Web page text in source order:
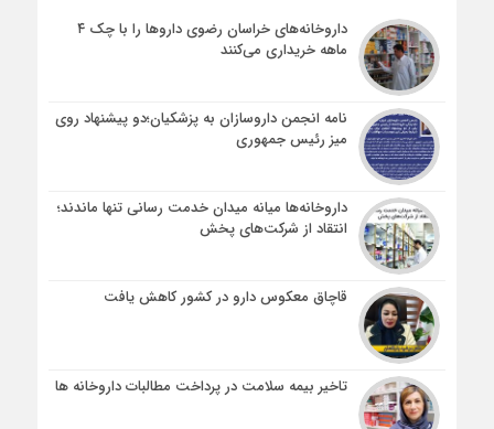
داروخانه‌های خراسان رضوی داروها را با چک ۴
ماهه خریداری می‌کنند
نامه انجمن داروسازان به پزشکیان؛دو پیشنهاد روی
میز رئیس جمهوری
داروخانه‌ها میانه میدان خدمت رسانی تنها ماندند؛
انتقاد از شرکت‌های پخش
قاچاق معکوس دارو در کشور کاهش یافت
تاخیر بیمه سلامت در پرداخت مطالبات داروخانه ها